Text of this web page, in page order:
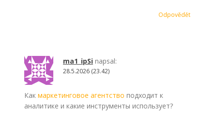
Odpovědět
ma1_ipSi napsal:
28.5.2026 (23.42)
Как маркетинговое агентство подходит к
аналитике и какие инструменты использует?